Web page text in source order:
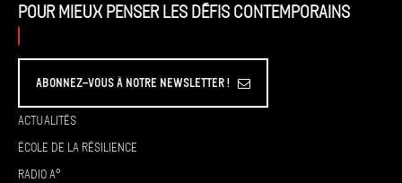
Pour mieux penser les défis contemporains
Abonnez-vous à Notre Newsletter !
Actualités
École de la résilience
Radio A°